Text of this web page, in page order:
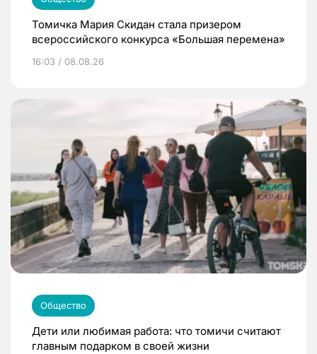
Томичка Мария Скидан стала призером
всероссийского конкурса «Большая перемена»
16:03 / 08.08.26
Общество
Дети или любимая работа: что томичи считают
главным подарком в своей жизни